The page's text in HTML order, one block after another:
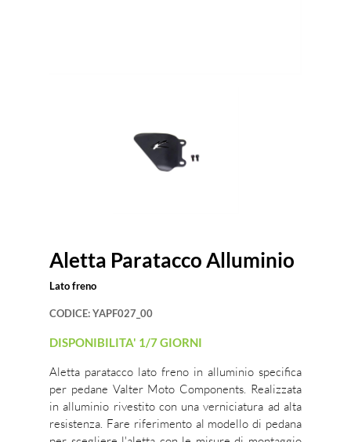
Aletta Paratacco Alluminio
Lato freno
CODICE:YAPF027_00
DISPONIBILITA' 1/7 GIORNI
Aletta paratacco lato freno in alluminio specifica
per pedane Valter Moto Components. Realizzata
in alluminio rivestito con una verniciatura ad alta
resistenza. Fare riferimento al modello di pedana